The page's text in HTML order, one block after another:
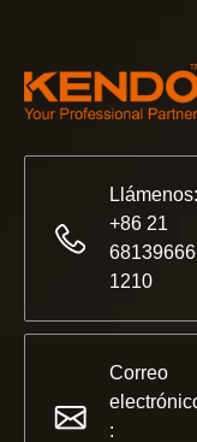
Llámenos:
+86 21
1210
Correo
: